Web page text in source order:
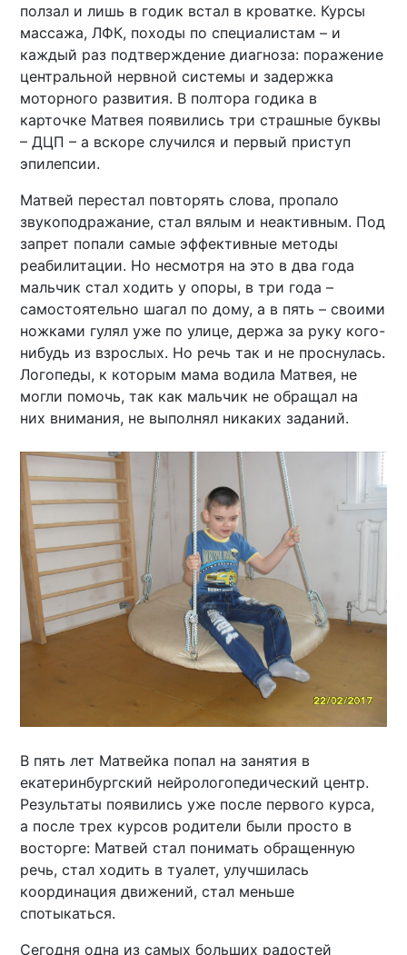
ползал и лишь в годик встал в кроватке. Курсы
массажа, ЛФК, походы по специалистам – и
каждый раз подтверждение диагноза: поражение
центральной нервной системы и задержка
моторного развития. В полтора годика в
карточке Матвея появились три страшные буквы
– ДЦП – а вскоре случился и первый приступ
эпилепсии.
Матвей перестал повторять слова, пропало
звукоподражание, стал вялым и неактивным. Под
запрет попали самые эффективные методы
реабилитации. Но несмотря на это в два года
мальчик стал ходить у опоры, в три года –
самостоятельно шагал по дому, а в пять – своими
ножками гулял уже по улице, держа за руку кого-
нибудь из взрослых. Но речь так и не проснулась.
Логопеды, к которым мама водила Матвея, не
могли помочь, так как мальчик не обращал на
них внимания, не выполнял никаких заданий.
В пять лет Матвейка попал на занятия в
екатеринбургский нейрологопедический центр.
Результаты появились уже после первого курса,
а после трех курсов родители были просто в
восторге: Матвей стал понимать обращенную
речь, стал ходить в туалет, улучшилась
координация движений, стал меньше
спотыкаться.
Сегодня одна из самых больших радостей